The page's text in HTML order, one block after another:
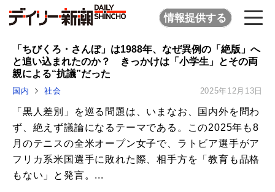
情報提供する
「ちびくろ・さんぼ」は1988年、なぜ異例の「絶版」へ
と追い込まれたのか？ きっかけは「小学生」とその両
親による“抗議”だった
国内 社会 2025年12月13日
「黒人差別」を巡る問題は、いまなお、国内外を問わ
ず、絶えず議論になるテーマである。この2025年も8
月のテニスの全米オープン女子で、ラトビア選手がア
フリカ系米国選手に敗れた際、相手方を「教育も品格
もない」と発言。...